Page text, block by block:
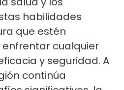
habilidades
que estén
cualquier
y seguridad. A
continúa